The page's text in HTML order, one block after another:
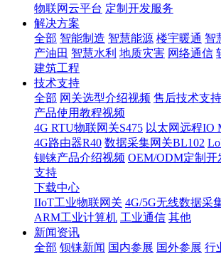
物联网云平台 定制开发服务
解决方案
全部 智能制造 智慧能源 楼宇暖通 智
产油田 智慧水利 地质灾害 网络通信
建筑工程
技术支持
全部 网关选型介绍视频 售后技术支
产品使用教程视频
4G RTU物联网关S475 以太网远程IO
4G路由器R40 数据采集网关BL102
钡铼产品介绍视频 OEM/ODM定制开
支持
下载中心
IIoT工业物联网关 4G/5G无线数据采
ARM工业计算机 工业通信 其他
新闻资讯
全部 钡铼新闻 国内参展 国外参展 行